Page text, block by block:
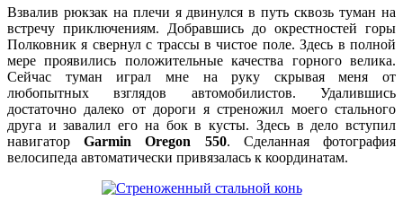
Взвалив рюкзак на плечи я двинулся в путь сквозь туман на
встречу приключениям. Добравшись до окрестностей горы
Полковник я свернул с трассы в чистое поле. Здесь в полной
мере проявились положительные качества горного велика.
Сейчас туман играл мне на руку скрывая меня от
любопытных взглядов автомобилистов. Удалившись
достаточно далеко от дороги я стреножил моего стального
друга и завалил его на бок в кусты. Здесь в дело вступил
навигаторGarmin Oregon 550. Сделанная фотография
велосипеда автоматически привязалась к координатам.